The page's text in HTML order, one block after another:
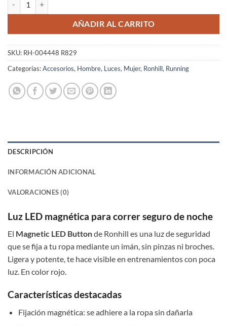
AÑADIR AL CARRITO
SKU: RH-004448 R829
Categorías:Accesorios, Hombre, Luces, Mujer, Ronhill, Running
DESCRIPCIÓN
INFORMACIÓN ADICIONAL
VALORACIONES (0)
Luz LED magnética para correr seguro de noche
El Magnetic LED Buttonde Ronhill es una luz de seguridad
que se fija a tu ropa mediante un imán, sin pinzas ni broches.
Ligera y potente, te hace visible en entrenamientos con poca
luz. En color rojo.
Características destacadas
Fijación magnética: se adhiere a la ropa sin dañarla